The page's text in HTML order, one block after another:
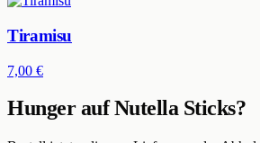
Tiramisu
7,00 €
Hunger aufNutella Sticks?